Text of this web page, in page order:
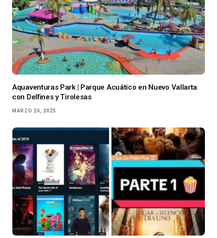
Aquaventuras Park | Parque Acuático en Nuevo Vallarta
con Delfines y Tirolesas
MARZO 26, 2025